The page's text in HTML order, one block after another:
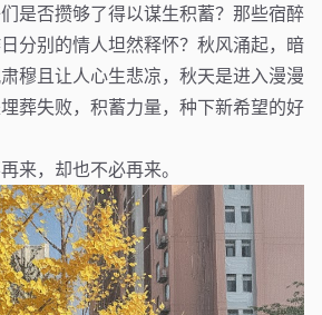
是否攒够了得以谋生积蓄？那些宿醉
分别的情人坦然释怀？秋风涌起，暗
穆且让人心生悲凉，秋天是进入漫漫
葬失败，积蓄力量，种下新希望的好
来，却也不必再来。